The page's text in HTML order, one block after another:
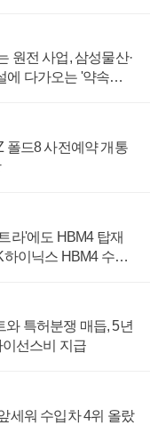
원전 사업, 삼성물산·
에 다가오는 '약속의
폴드8 사전예약 개통
라'에도 HBM4 탑재
하이닉스 HBM4 수율
와 특허분쟁 매듭, 5년
선스비 지급
세워 수입차 4위 올랐